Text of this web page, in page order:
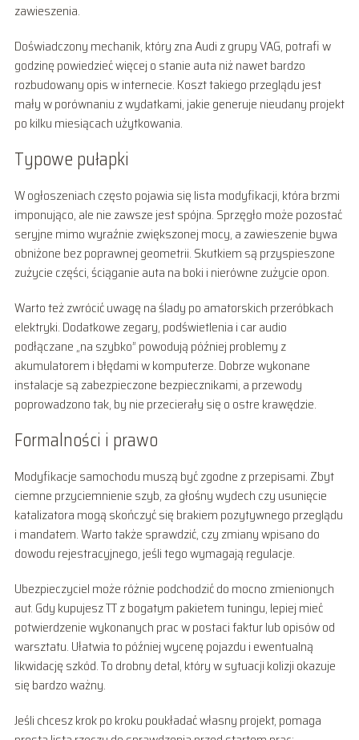
zawieszenia.
Doświadczony mechanik, który zna Audi z grupy VAG, potrafi w
godzinę powiedzieć więcej o stanie auta niż nawet bardzo
rozbudowany opis w internecie. Koszt takiego przeglądu jest
mały w porównaniu z wydatkami, jakie generuje nieudany projekt
po kilku miesiącach użytkowania.
Typowe pułapki
W ogłoszeniach często pojawia się lista modyfikacji, która brzmi
imponująco, ale nie zawsze jest spójna. Sprzęgło może pozostać
seryjne mimo wyraźnie zwiększonej mocy, a zawieszenie bywa
obniżone bez poprawnej geometrii. Skutkiem są przyspieszone
zużycie części, ściąganie auta na boki i nierówne zużycie opon.
Warto też zwrócić uwagę na ślady po amatorskich przeróbkach
elektryki. Dodatkowe zegary, podświetlenia i car audio
podłączane „na szybko” powodują później problemy z
akumulatorem i błędami w komputerze. Dobrze wykonane
instalacje są zabezpieczone bezpiecznikami, a przewody
poprowadzono tak, by nie przecierały się o ostre krawędzie.
Formalności i prawo
Modyfikacje samochodu muszą być zgodne z przepisami. Zbyt
ciemne przyciemnienie szyb, za głośny wydech czy usunięcie
katalizatora mogą skończyć się brakiem pozytywnego przeglądu
i mandatem. Warto także sprawdzić, czy zmiany wpisano do
dowodu rejestracyjnego, jeśli tego wymagają regulacje.
Ubezpieczyciel może różnie podchodzić do mocno zmienionych
aut. Gdy kupujesz TT z bogatym pakietem tuningu, lepiej mieć
potwierdzenie wykonanych prac w postaci faktur lub opisów od
warsztatu. Ułatwia to później wycenę pojazdu i ewentualną
likwidację szkód. To drobny detal, który w sytuacji kolizji okazuje
się bardzo ważny.
Jeśli chcesz krok po kroku poukładać własny projekt, pomaga